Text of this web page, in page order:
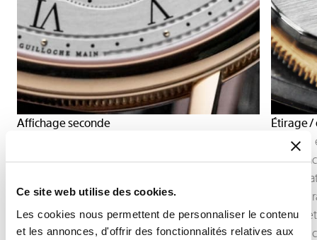
Ce site web utilise des cookies.
Les cookies nous permettent de personnaliser le contenu
et les annonces, d'offrir des fonctionnalités relatives aux
Affichage seconde
précision l’écoulement du temps.
prendre la forme d’une seconde centrale ou
d’une petite seconde décentrée, intégrée à
l’architecture du cadran.
Étirage /
les
de la
Ces
planes
visuelle